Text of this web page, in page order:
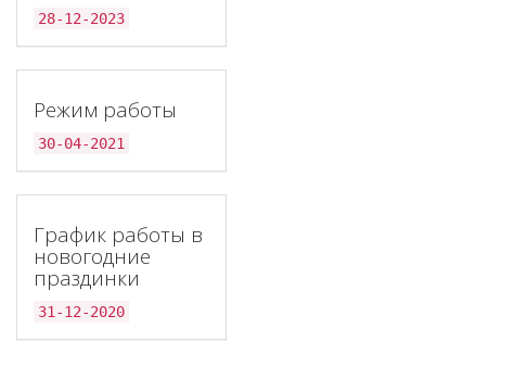
28-12-2023
Режим работы
30-04-2021
График работы в
новогодние
праздинки
31-12-2020